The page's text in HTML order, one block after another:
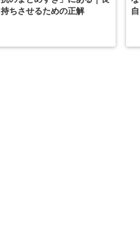
持ちさせるための正解